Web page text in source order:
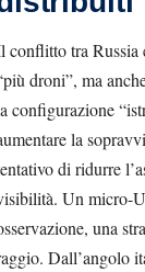
conflitto tra Russia
droni”, ma
configurazione
la
di ridurre
Un micro-
una
Dall’angolo